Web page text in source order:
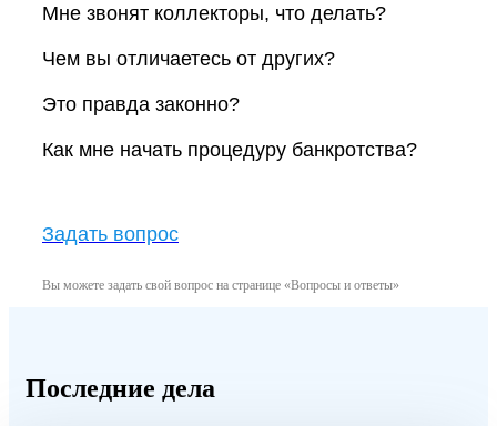
Мне звонят коллекторы, что делать?
Чем вы отличаетесь от других?
Это правда законно?
Как мне начать процедуру банкротства?
Задать вопрос
Вы можете задать свой вопрос на странице «Вопросы и ответы»
Последние дела